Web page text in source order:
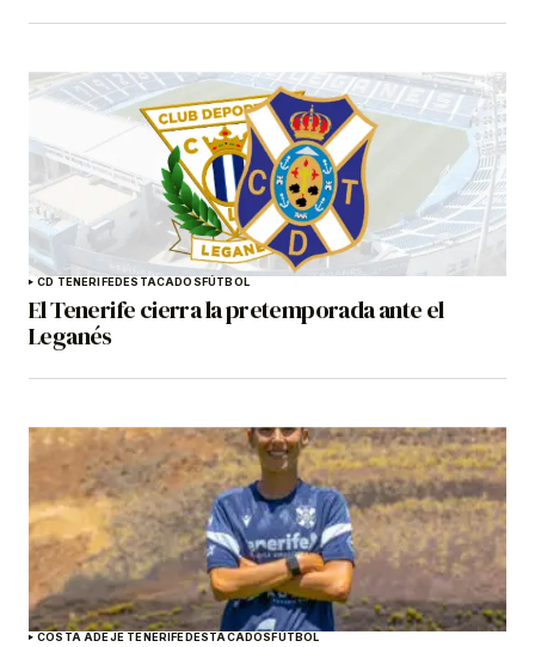
CD TENERIFEDESTACADOSFÚTBOL
El Tenerife cierra la pretemporada ante el
Leganés
COSTA ADEJE TENERIFEDESTACADOSFÚTBOL